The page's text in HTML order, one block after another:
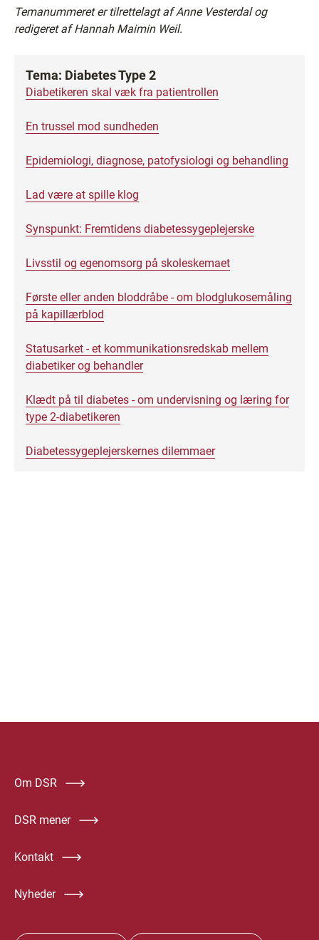
Temanummeret er tilrettelagt afAnne Vesterdalog
redigeret afHannah Maimin Weil.
Tema: Diabetes Type 2
Diabetikeren skal væk fra patientrollen
En trussel mod sundheden
Epidemiologi, diagnose, patofysiologi og behandling
Lad være at spille klog
Synspunkt: Fremtidens diabetessygeplejerske
Livsstil og egenomsorg på skoleskemaet
Første eller anden bloddråbe - om blodglukosemåling
på kapillærblod
Statusarket - et kommunikationsredskab mellem
diabetiker og behandler
Klædt på til diabetes - om undervisning og læring for
type 2-diabetikeren
Diabetessygeplejerskernes dilemmaer
Om DSR
DSR mener
Kontakt
Nyheder